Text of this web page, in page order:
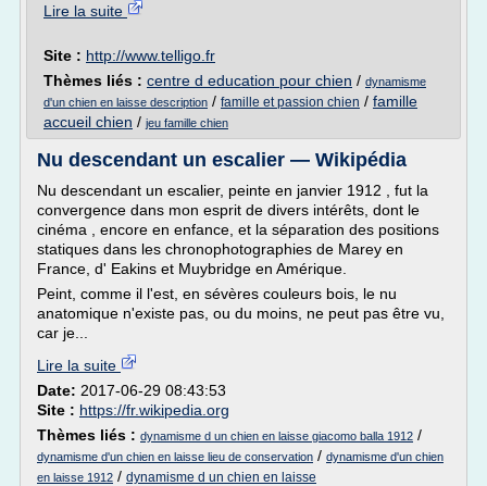
Lire la suite
Site : http://www.telligo.fr
Thèmes liés : centre d education pour chien / dynamisme
d'un chien en laisse description / famille et passion chien / famille
accueil chien / jeu famille chien
Nu descendant un escalier — Wikipédia
Nu descendant un escalier, peinte en janvier 1912 , fut la
convergence dans mon esprit de divers intérêts, dont le
cinéma , encore en enfance, et la séparation des positions
statiques dans les chronophotographies de Marey en
France, d' Eakins et Muybridge en Amérique.
Peint, comme il l'est, en sévères couleurs bois, le nu
anatomique n'existe pas, ou du moins, ne peut pas être vu,
car je...
Lire la suite
Date: 2017-06-29 08:43:53
Site : https://fr.wikipedia.org
Thèmes liés : dynamisme d un chien en laisse giacomo balla 1912 /
dynamisme d'un chien en laisse lieu de conservation / dynamisme d'un chien
en laisse 1912 / dynamisme d un chien en laisse